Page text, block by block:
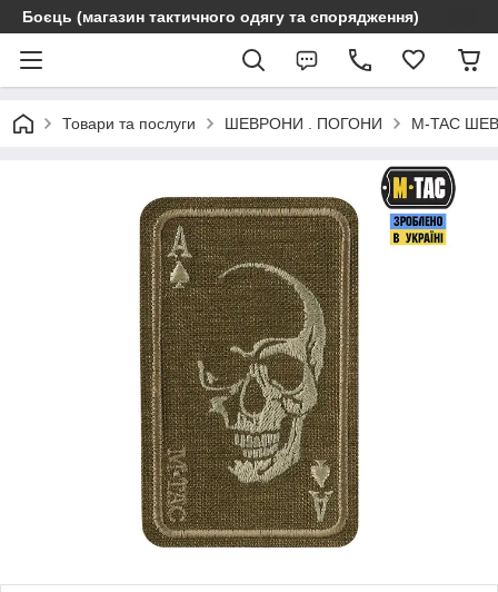
Боєць (магазин тактичного одягу та спорядження)
Товари та послуги ШЕВРОНИ . ПОГОНИ M-TAC